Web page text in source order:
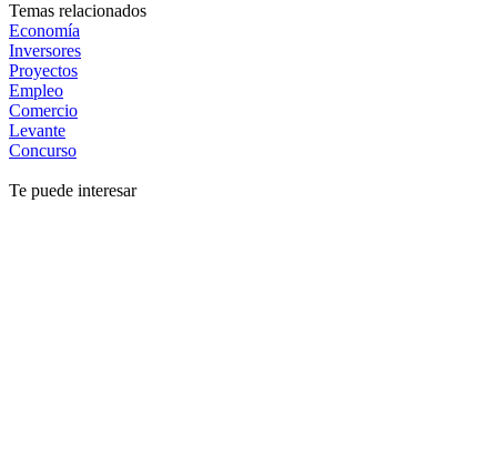
Temas relacionados
Economía
Inversores
Proyectos
Empleo
Comercio
Levante
Concurso
Te puede interesar